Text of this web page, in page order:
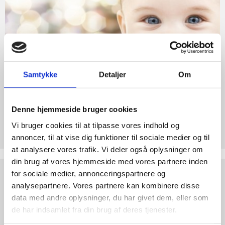
Samtykke Detaljer Om
Denne hjemmeside bruger cookies
Vi bruger cookies til at tilpasse vores indhold og
annoncer, til at vise dig funktioner til sociale medier og til
at analysere vores trafik. Vi deler også oplysninger om
din brug af vores hjemmeside med vores partnere inden
for sociale medier, annonceringspartnere og
analysepartnere. Vores partnere kan kombinere disse
data med andre oplysninger, du har givet dem, eller som
de har indsamlet fra din brug af deres tjenester.
abort
2.7:
Pro
Life
3.0:
Nyheder
til
Liv
Støt Retten til Liv
Hjertelig tak for ethvert bidrag til Retten til Liv
Test
dine
argumenter